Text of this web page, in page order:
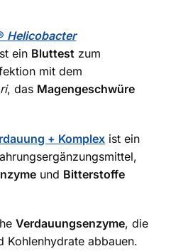
Helicobacter
ein Bluttest zum
mit dem
, das Magengeschwüre
+ Komplex ist ein
und Bitterstoffe
Verdauungsenzyme, die
Kohlenhydrate abbauen.